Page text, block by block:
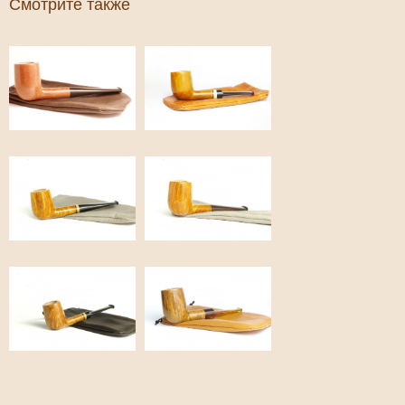
Смотрите также